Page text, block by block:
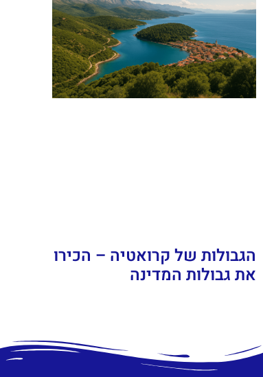
הגבולות של קרואטיה – הכירו
את גבולות המדינה